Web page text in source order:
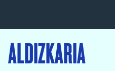
ALDIZKARIA